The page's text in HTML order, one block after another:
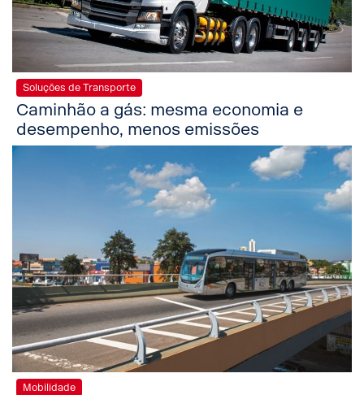
Soluções de Transporte
Caminhão a gás: mesma economia e
desempenho, menos emissões
Mobilidade